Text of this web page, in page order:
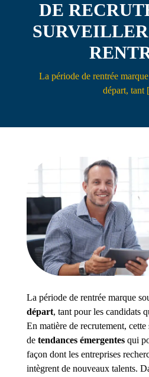
DE
La période de rentrée
départ,
La période de rentrée marque
départ, tant pour les candidats
En matière de recrutement,
de tendances émergentesqui
façon dont les entreprises
intègrent de nouveaux talents.